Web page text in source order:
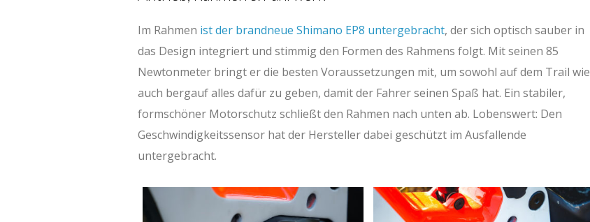
Im Rahmen ist der brandneue Shimano EP8 untergebracht, der sich optisch sauber in
das Design integriert und stimmig den Formen des Rahmens folgt. Mit seinen 85
Newtonmeter bringt er die besten Voraussetzungen mit, um sowohl auf dem Trail wie
auch bergauf alles dafür zu geben, damit der Fahrer seinen Spaß hat. Ein stabiler,
formschöner Motorschutz schließt den Rahmen nach unten ab. Lobenswert: Den
Geschwindigkeitssensor hat der Hersteller dabei geschützt im Ausfallende
untergebracht.